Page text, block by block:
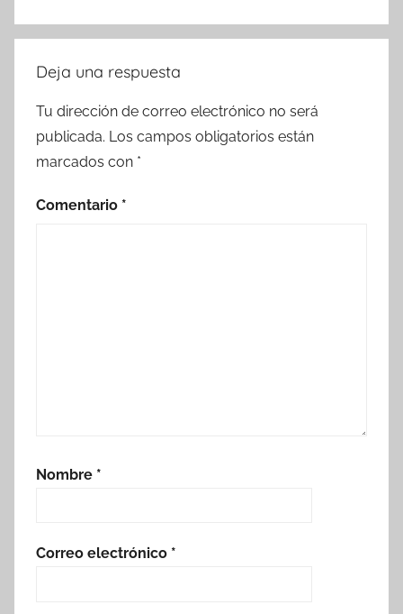
Deja una respuesta
Tu dirección de correo electrónico no será
publicada. Los campos obligatorios están
marcados con *
Comentario *
Nombre *
Correo electrónico *